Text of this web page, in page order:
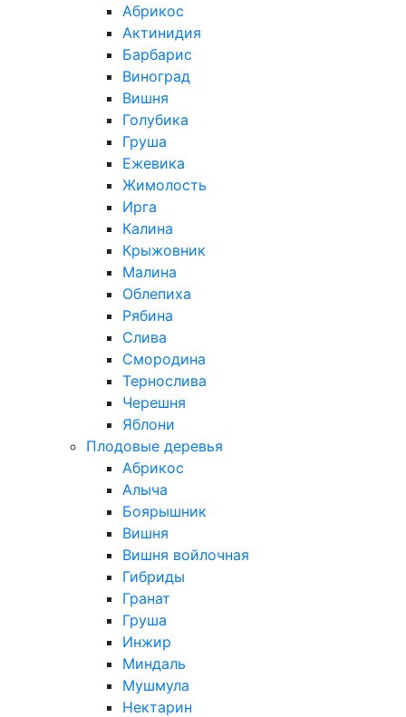
Абрикос
Актинидия
Барбарис
Виноград
Вишня
Голубика
Груша
Ежевика
Жимолость
Ирга
Калина
Крыжовник
Малина
Облепиха
Рябина
Слива
Смородина
Тернослива
Черешня
Яблони
Плодовые деревья
Абрикос
Алыча
Боярышник
Вишня
Вишня войлочная
Гибриды
Гранат
Груша
Инжир
Миндаль
Мушмула
Нектарин